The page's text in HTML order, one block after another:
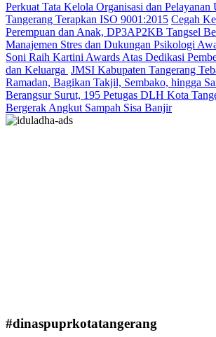
Perkuat Tata Kelola Organisasi dan
Tangerang Terapkan ISO 9001:2015 Cegah
Perempuan dan Anak, DP3AP2KB Tangsel
Manajemen Stres dan Dukungan Psikologi
Soni Raih Kartini Awards Atas Dedikasi
dan Keluarga JMSI Kabupaten Tangerang
Ramadan, Bagikan Takjil, Sembako, hingga
Berangsur Surut, 195 Petugas DLH Kota
Bergerak Angkut Sampah Sisa Banjir
#dinaspuprkotatangerang